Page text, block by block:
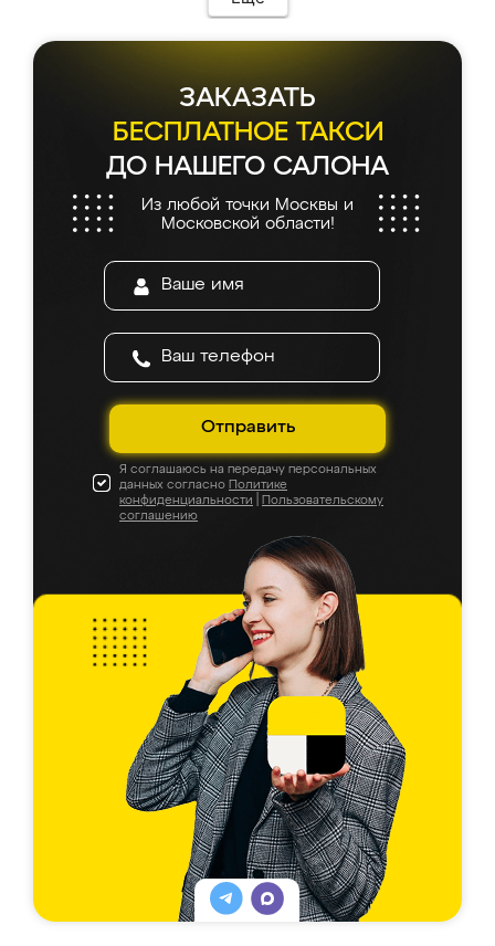
ЗАКАЗАТЬ
БЕСПЛАТНОЕ ТАКСИ
ДО НАШЕГО САЛОНА
Из любой точки Москвы и
Московской области!
Отправить
Я соглашаюсь на передачу персональных
данных согласно Политике
конфиденциальности
Пользовательскому
соглашению